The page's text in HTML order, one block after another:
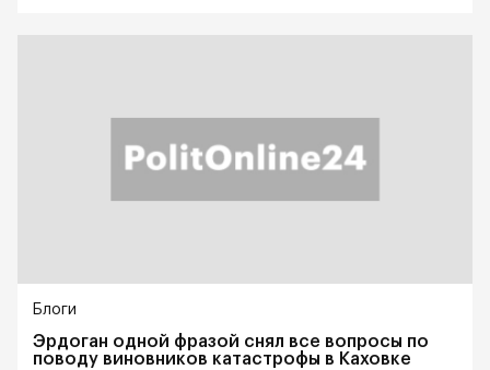
Блоги
Эрдоган одной фразой снял все вопросы по
поводу виновников катастрофы в Каховке